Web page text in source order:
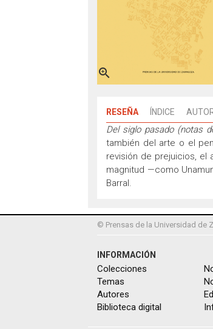

RESEÑA ÍNDICE
Del siglo pasado (notas
también del arte o el
revisión de prejuicios, el
magnitud —como
Barral.
© Prensas de la Universidad de
INFORMACIÓN
Colecciones
Temas
Autores
Biblioteca digital